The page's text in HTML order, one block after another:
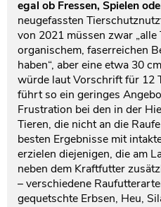
egal ob Fressen, Spielen
neugefassten
von 2021 müssen zwar
organischem, faserreichen
haben“, aber eine etwa 30
würde laut Vorschrift für 12
führt so ein geringes
Frustration bei den in der
Tieren, die nicht an die
besten Ergebnisse mit
erzielen diejenigen, die am
neben dem Kraftfutter
– verschiedene
gequetschte Erbsen, Heu,